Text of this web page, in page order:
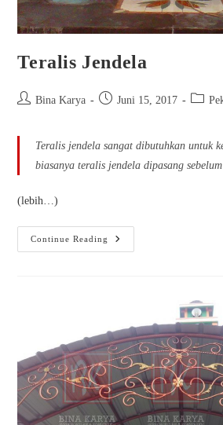
Teralis Jendela
Bina Karya Juni 15, 2017
Teralis jendela sangat dibutuhkan untuk
biasanya teralis jendela dipasang
(lebih…)
Continue Reading